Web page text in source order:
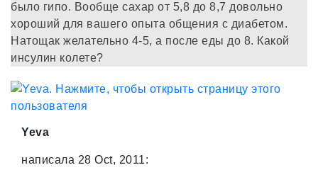
было гипо. Вообще сахар от 5,8 до 8,7 довольно
хороший для вашего опыта общения с диабетом.
Натощак желательно 4-5, а после еды до 8. Какой
инсулин колете?
Yeva
написала 28 Oct, 2011: